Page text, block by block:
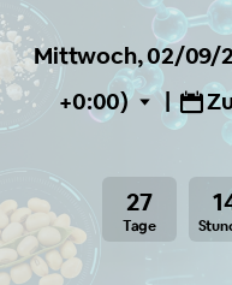
Mittwoch, 02/09/
+0:00)
|
27
Tage